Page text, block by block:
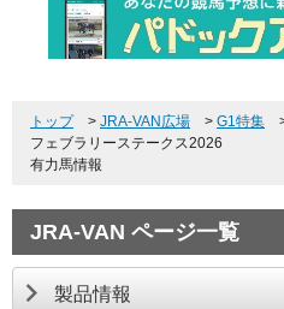
トップ> JRA-VAN広場 > G1特集
フェブラリーステークス2026
有力馬情報
JRA-VAN ページ一覧
製品情報